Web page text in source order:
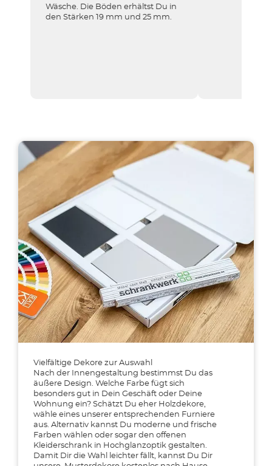
Wäsche. Die Böden erhältst Du in
den Stärken 19 mm und 25 mm.
Vielfältige Dekore zur Auswahl
Nach der Innengestaltung bestimmst Du das
äußere Design. Welche Farbe fügt sich
besonders gut in Dein Geschäft oder Deine
Wohnung ein? Schätzt Du eher Holzdekore,
wähle eines unserer entsprechenden Furniere
aus. Alternativ kannst Du moderne und frische
Farben wählen oder sogar den offenen
Kleiderschrank in Hochglanzoptik gestalten.
Damit Dir die Wahl leichter fällt, kannst Du Dir